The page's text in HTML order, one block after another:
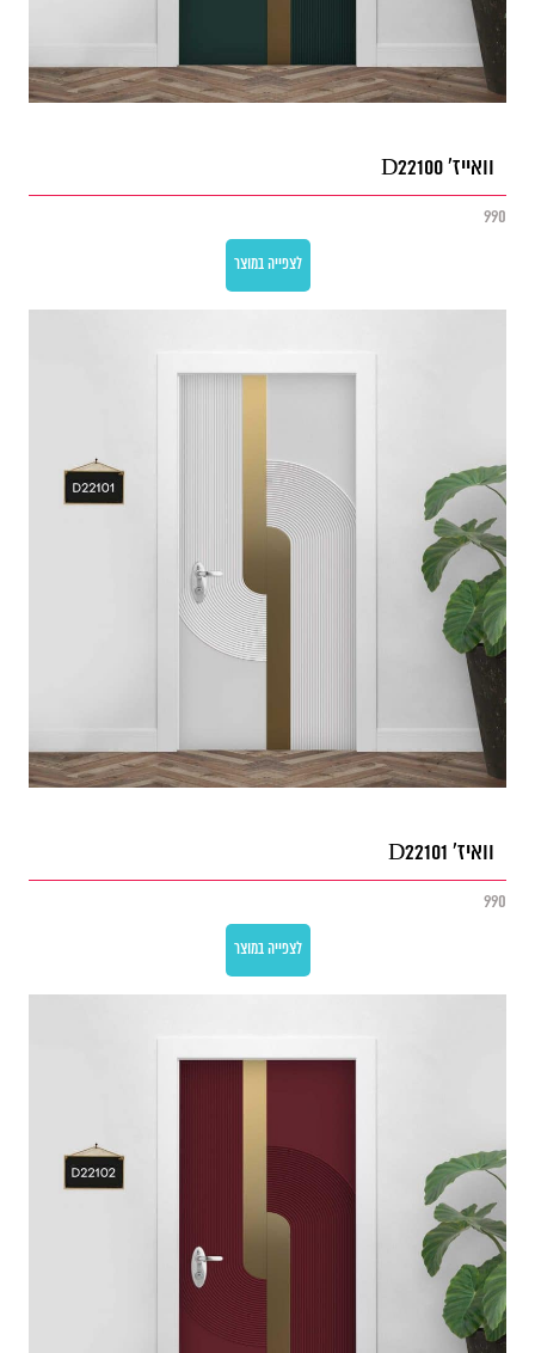
וואייז' D22100
990
לצפייה במוצר
וואיז' D22101
990
לצפייה במוצר